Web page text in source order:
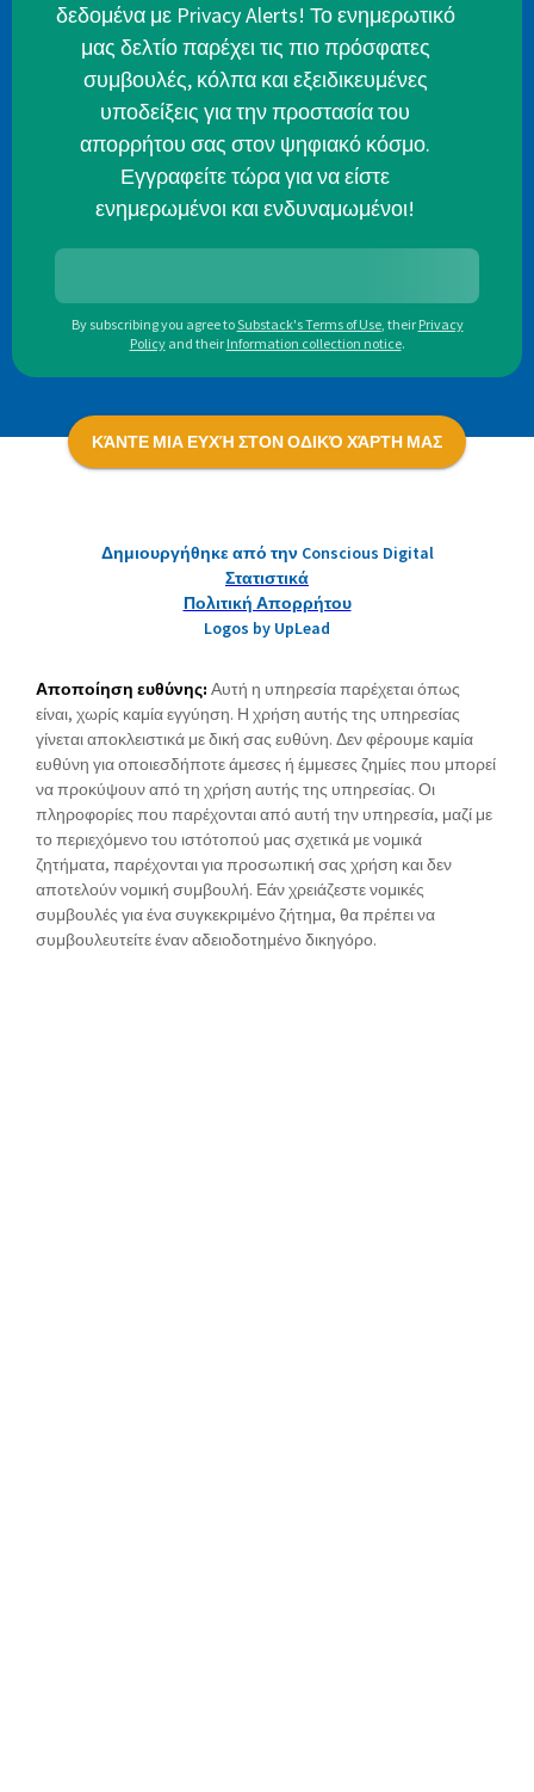
δεδομένα με Privacy Alerts! Το ενημερωτικό
μας δελτίο παρέχει τις πιο πρόσφατες
συμβουλές, κόλπα και εξειδικευμένες
υποδείξεις για την προστασία του
απορρήτου σας στον ψηφιακό κόσμο.
Εγγραφείτε τώρα για να είστε
ενημερωμένοι και ενδυναμωμένοι!
By subscribing you agree toSubstack's Terms of Use, their Privacy
Policy and their Information collection notice.
ΚΆΝΤΕ ΜΙΑ ΕΥΧΉ ΣΤΟΝ ΟΔΙΚΌ ΧΆΡΤΗ ΜΑΣ
Δημιουργήθηκε από την Conscious Digital
Στατιστικά
Πολιτική Απορρήτου
Logos by UpLead
Αποποίηση ευθύνης: Αυτή η υπηρεσία παρέχεται όπως
είναι, χωρίς καμία εγγύηση. Η χρήση αυτής της υπηρεσίας
γίνεται αποκλειστικά με δική σας ευθύνη. Δεν φέρουμε καμία
ευθύνη για οποιεσδήποτε άμεσες ή έμμεσες ζημίες που μπορεί
να προκύψουν από τη χρήση αυτής της υπηρεσίας. Οι
πληροφορίες που παρέχονται από αυτή την υπηρεσία, μαζί με
το περιεχόμενο του ιστότοπού μας σχετικά με νομικά
ζητήματα, παρέχονται για προσωπική σας χρήση και δεν
αποτελούν νομική συμβουλή. Εάν χρειάζεστε νομικές
συμβουλές για ένα συγκεκριμένο ζήτημα, θα πρέπει να
συμβουλευτείτε έναν αδειοδοτημένο δικηγόρο.